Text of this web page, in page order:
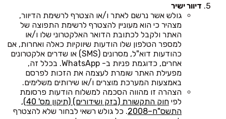
דיוור ישיר
גולש אשר נרשם לאתר ו/או הצטרף לרשימת הדיוור,
מצהיר כי הוא מעוניין להצטרף לרשימת התפוצה של
האתר ולקבל לכתובת הדואר האלקטרוני שלו ו/או
למספר הטלפון שלו הודעות שיווקיות כאלה ואחרות, אם
כהודעות דוא"ל, מסרונים (SMS) או שדרים אלקטרונים
אחרים, כדוגמת פניות ב- WhatsApp. בכלל זה,
מפעילת האתר שומרת לעצמה את הזכות לפרסם
באמצעות המערכת מוצרים ו/או שירותים משלימים.
הצהרה זו מהווה הסכמה למשלוח הודעות פרסומת
לפי
חוק התקשורת (בזק ושידורים) (תיקון מס' 40),
התשס"ח–2008
. כל גולש רשאי לבחור שלא להצטרף